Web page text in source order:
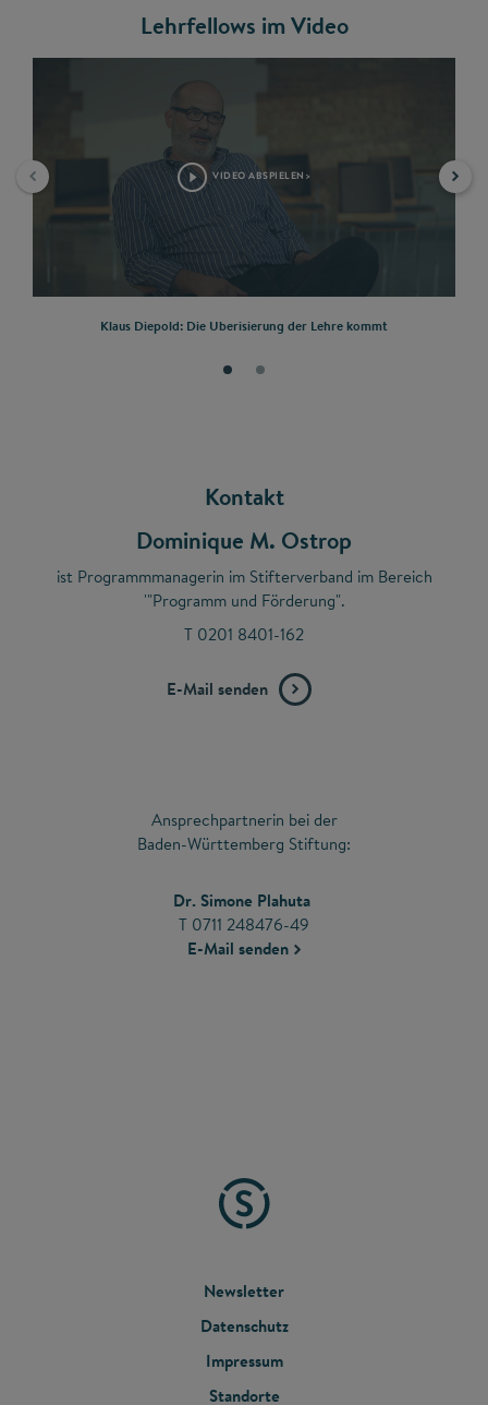
Lehrfellows im Video
VIDEO ABSPIELEN>
Klaus Diepold: Die Uberisierung der Lehre kommt
Kontakt
Dominique M. Ostrop
ist Programmmanagerin im Stifterverband im Bereich
'"Programm und Förderung".
T 0201 8401-162
E-Mail senden
Ansprechpartnerin bei der
Baden-Württemberg Stiftung:
Dr. Simone Plahuta
T 0711 248476-49
E-Mail senden
FOOTER
MENU
Newsletter
Datenschutz
Impressum
Standorte